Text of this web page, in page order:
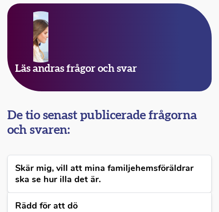
Läs andras frågor och svar
De tio senast publicerade frågorna
och svaren:
Skär mig, vill att mina familjehemsföräldrar
ska se hur illa det är.
Rädd för att dö